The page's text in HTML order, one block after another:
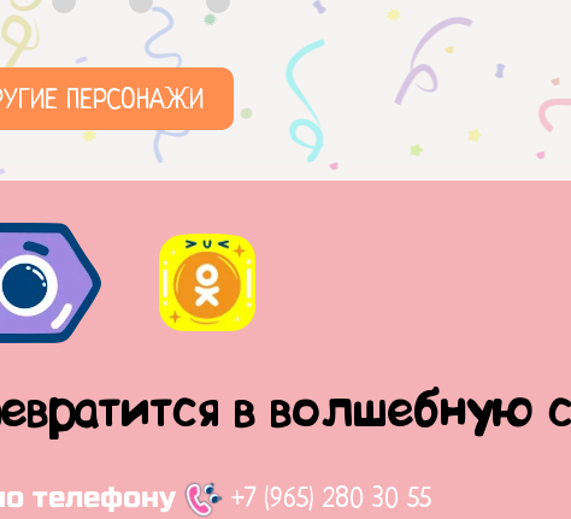
ПЕРСОНАЖИ
в волшебную
телефону +7 (965) 280 30 55